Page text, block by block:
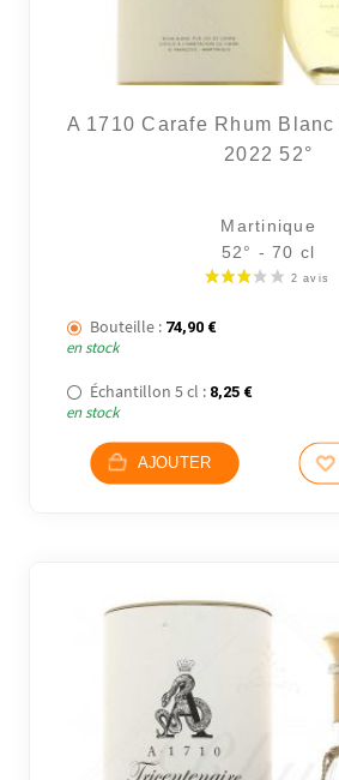
A 1710 Carafe Rhum
2022 52°
Martinique
52° - 70 cl
Bouteille : 74,90 €
en stock
Échantillon 5 cl : 8,25 €
en stock
AJOUTER